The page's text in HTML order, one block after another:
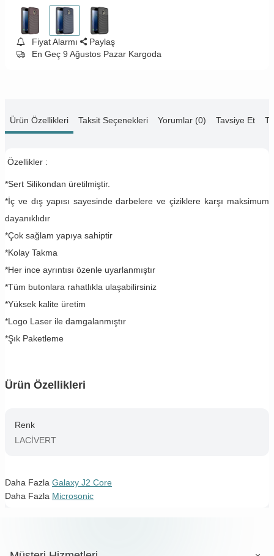
Fiyat Alarmı
Paylaş
En Geç 9 Ağustos Pazar Kargoda
Ürün Özellikleri Taksit Seçenekleri Yorumlar (0) Tavsiye Et
Özellikler :
*Sert Silikondan üretilmiştir.
*İç ve dış yapısı sayesinde darbelere ve çiziklere karşı maksimum
dayanıklıdır
*Çok sağlam yapıya sahiptir
*Kolay Takma
*Her ince ayrıntısı özenle uyarlanmıştır
*Tüm butonlara rahatlıkla ulaşabilirsiniz
*Yüksek kalite üretim
*Logo Laser ile damgalanmıştır
*Şık Paketleme
Ürün Özellikleri
Renk
LACİVERT
Daha Fazla Galaxy J2 Core
Daha Fazla Microsonic